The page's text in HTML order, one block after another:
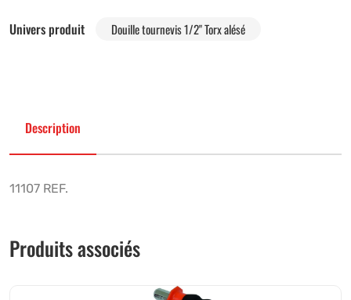
Univers produit Douille tournevis 1/2" Torx alésé
Description
11107 REF.
Produits associés